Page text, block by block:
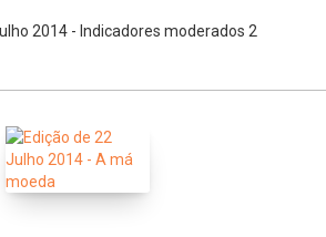
2014 - Indicadores moderados 2